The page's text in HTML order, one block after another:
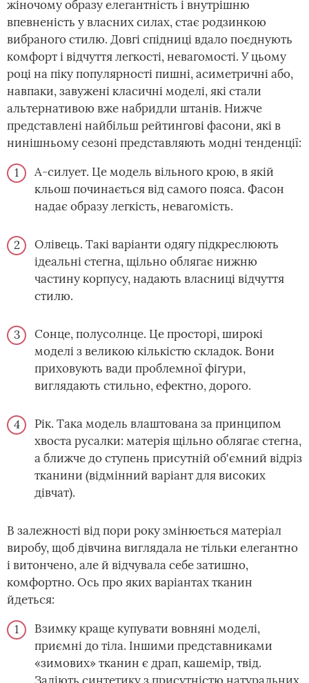
жіночому образу елегантність і внутрішню
впевненість у власних силах, стає родзинкою
вибраного стилю. Довгі спідниці вдало поєднують
комфорт і відчуття легкості, невагомості. У цьому
році на піку популярності пишні, асиметричні або,
навпаки, завужені класичні моделі, які стали
альтернативою вже набридли штанів. Нижче
представлені найбільш рейтингові фасони, які в
нинішньому сезоні представляють модні тенденції:
А-силует. Це модель вільного крою, в якій
кльош починається від самого пояса. Фасон
надає образу легкість, невагомість.
Олівець. Такі варіанти одягу підкреслюють
ідеальні стегна, щільно облягає нижню
частину корпусу, надають власниці відчуття
стилю.
Сонце, полусолнце. Це просторі, широкі
моделі з великою кількістю складок. Вони
приховують вади проблемної фігури,
виглядають стильно, ефектно, дорого.
Рік. Така модель влаштована за принципом
хвоста русалки: матерія щільно облягає стегна,
а ближче до ступень присутній об'ємний відріз
тканини (відмінний варіант для високих
дівчат).
В залежності від пори року змінюється матеріал
виробу, щоб дівчина виглядала не тільки елегантно
і витончено, але й відчувала себе затишно,
комфортно. Ось про яких варіантах тканин
йдеться:
Взимку краще купувати вовняні моделі,
приємні до тіла. Іншими представниками
«зимових» тканин є драп, кашемір, твід.